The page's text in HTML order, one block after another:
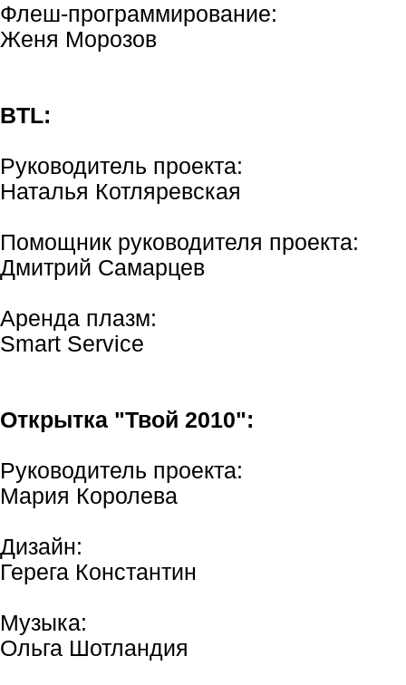
Флеш-программирование:
Женя Морозов
BTL:
Руководитель проекта:
Наталья Котляревская
Помощник руководителя проекта:
Дмитрий Самарцев
Аренда плазм:
Smart Service
Открытка "Твой 2010":
Руководитель проекта:
Мария Королева
Дизайн:
Герега Константин
Музыка:
Ольга Шотландия